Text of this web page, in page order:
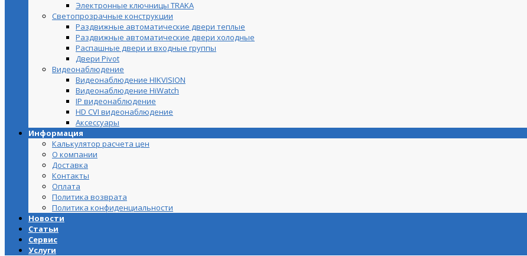
Электронные ключницы TRAKA
Светопрозрачные конструкции
Раздвижные автоматические двери теплые
Раздвижные автоматические двери холодные
Распашные двери и входные группы
Двери Pivot
Видеонаблюдение
Видеонаблюдение HIKVISION
Видеонаблюдение HiWatch
IP видеонаблюдение
HD CVI видеонаблюдение
Аксессуары
Информация
Калькулятор расчета цен
О компании
Доставка
Контакты
Оплата
Политика возврата
Политика конфиденциальности
Новости
Статьи
Сервис
Услуги